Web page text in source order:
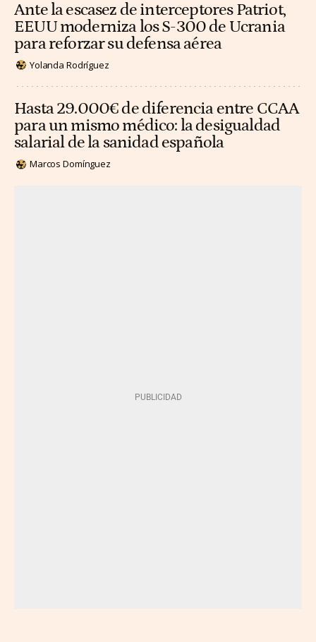
Ante la escasez de interceptores Patriot,
EEUU moderniza los S-300 de Ucrania
para reforzar su defensa aérea
Yolanda Rodríguez
Hasta 29.000€ de diferencia entre CCAA
para un mismo médico: la desigualdad
salarial de la sanidad española
Marcos Domínguez